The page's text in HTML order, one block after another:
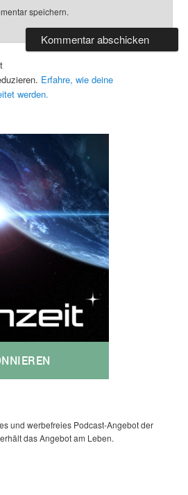
speichern.
Erfahre, wie deine
werden.
und werbefreies Podcast-Angebot der
erhält das Angebot am Leben.